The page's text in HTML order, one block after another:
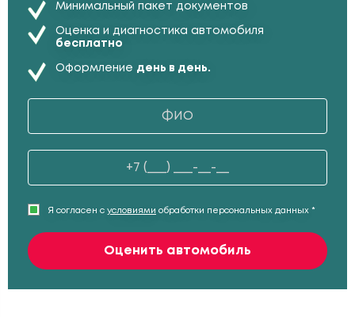
Минимальный пакет документов
Оценка и диагностика автомобиля
бесплатно
Оформление день в день.
Я согласен с условиями обработки персональных данных *
Оценить автомобиль